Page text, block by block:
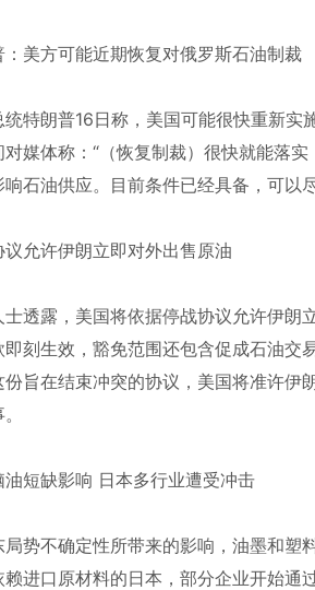
：美方可能近期恢复对俄罗斯石油制裁
统特朗普16日称，美国可能很快重新
对媒体称：“（恢复制裁）很快就能落
石油供应。目前条件已经具备，可以
议允许伊朗立即对外出售原油
士透露，美国将依据停战协议允许伊朗
即刻生效，豁免范围还包含促成石油交
份旨在结束冲突的协议，美国将准许伊
油短缺影响 日本多行业遭受冲击
局势不确定性所带来的影响，油墨和塑
赖进口原材料的日本，部分企业开始通